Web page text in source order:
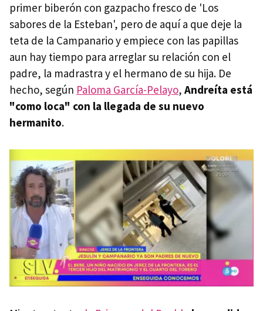
primer biberón con gazpacho fresco de 'Los
sabores de la Esteban', pero de aquí a que deje la
teta de la Campanario y empiece con las papillas
aun hay tiempo para arreglar su relación con el
padre, la madrastra y el hermano de su hija. De
hecho, según Paloma García-Pelayo, Andreíta está
"como loca" con la llegada de su nuevo
hermanito.